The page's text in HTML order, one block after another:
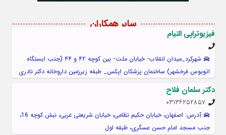
سایر همکاران
فیزیوتراپی التیام
شهرکرد_میدان انقلاب- خیابان ملت- بین کوچه ۴۲ و ۴۴ (جنب ایستگاه
اتوبوس فرخشهر) ساختمان پزشکان اپکس_ طبقه زیرزمین داروخانه دکتر نادری
دکتر سلمان فلاح
۰۳۱۳۶۲۵۲۸۵۷
آدرس: اصفهان، خیابان حکیم نظامی، خیابان شریعتی غربی، نبش کوچه 16،
جنب مسجد امام حسن عسگری، طبقه اول